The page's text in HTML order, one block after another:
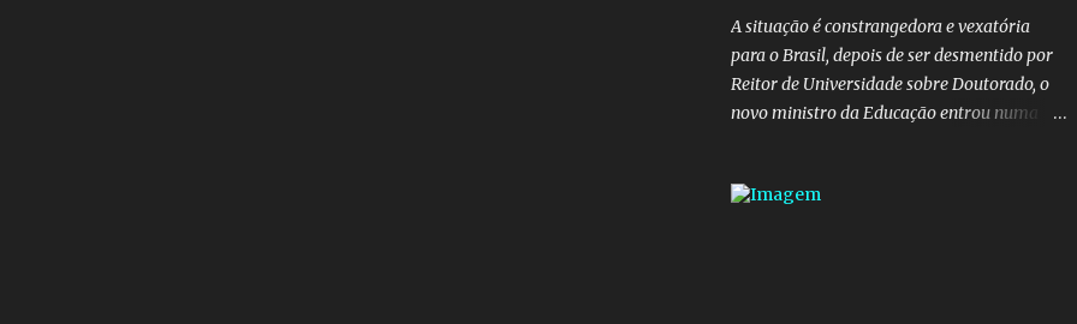
universal do amor. No geral, o vídeo
apresenta uma narrativa lírica sobre a
persistência do afeto através do tempo e do
espaço. YouTube YouTube YouTube
A situação é constrangedora e vexatória
para o Brasil, depois de ser desmentido por
Reitor de Universidade sobre Doutorado, o
novo ministro da Educação entrou numa
para pasta, passou a ser vista como algo